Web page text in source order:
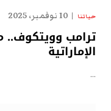
حياتنا 10 نوفمبر، 2025
ترامب وويتكوف..
الإماراتية
…